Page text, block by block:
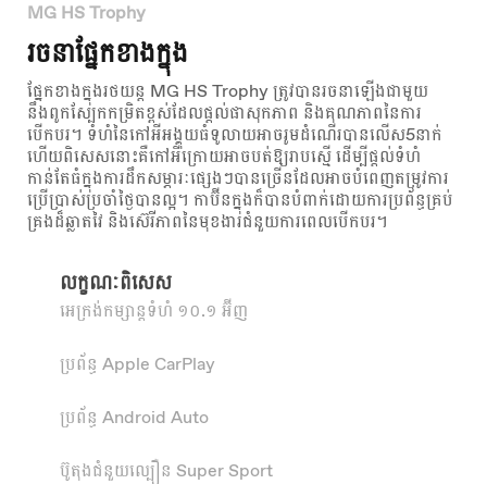
MG HS Trophy
រចនាផ្នែកខាងក្នុង
ផ្នែកខាងក្នុងរថយន្ត MG HS Trophy ត្រូវបានរចនាឡើងជាមួយ
នឹងពូកស្បែកកម្រិតខ្ពស់ដែលផ្តល់ផាសុកភាព និងគុណភាពនៃការ
បើកបរ។ ទំហំនៃកៅអីអង្គុយធំទូលាយអាចរូមដំណើរបានលើស5នាក់
ហើយពិសេសនោះគឺកៅអីក្រោយអាចបត់ឱ្យរាបស្មើ ដើម្បីផ្តល់ទំហំ
កាន់តែធំក្នុងការដឹកសម្ភារៈផ្សេងៗបានច្រើនដែលអាចបំពេញតម្រូវការ
ប្រើប្រាស់ប្រចាំថ្ងៃបានល្អ។ កាប៊ីនក្នុងក៏បានបំពាក់ដោយការប្រព័ន្ធគ្រប់
គ្រងដ៏ឆ្លាតវៃ និងស៊េរីភាពនៃមុខងារជំនួយការពេលបើកបរ។
លក្ខណៈពិសេស
អេក្រង់កម្សាន្តទំហំ ១០.១ អ៊ីញ
ប្រព័ន្ធ Apple CarPlay
ប្រព័ន្ធ Android Auto
ប៊ូតុងជំនួយល្បឿន Super Sport